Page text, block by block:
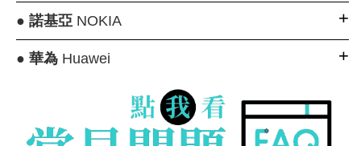
● 諾基亞NOKIA
● 華為Huawei